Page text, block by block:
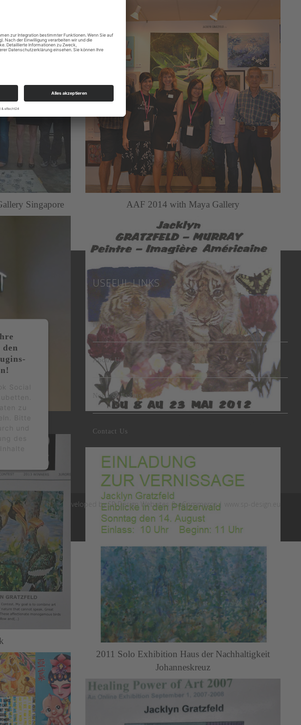
Singapore AAF 2014 with Maya Gallery
2011 Solo Exhibition Haus der Nachhaltigkeit
Johanneskreuz
Consent
eRecht24
USEFUL LINKS
Home
About Us
News & Events
Contact Us
Developed by SP Design Websites & eCommerce |